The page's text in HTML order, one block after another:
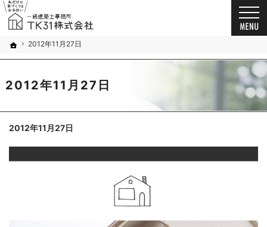
ホーム
2012年11月27日
2012年11月27日
お客様の想いを詰め込んだ家づくり。千葉市・船橋市の新築戸建て・注文住宅・自由設
新築戸建て・注文住宅・自由設計・リノベーション（千葉市・船橋市）の工務店なら一級
2012年11月27日